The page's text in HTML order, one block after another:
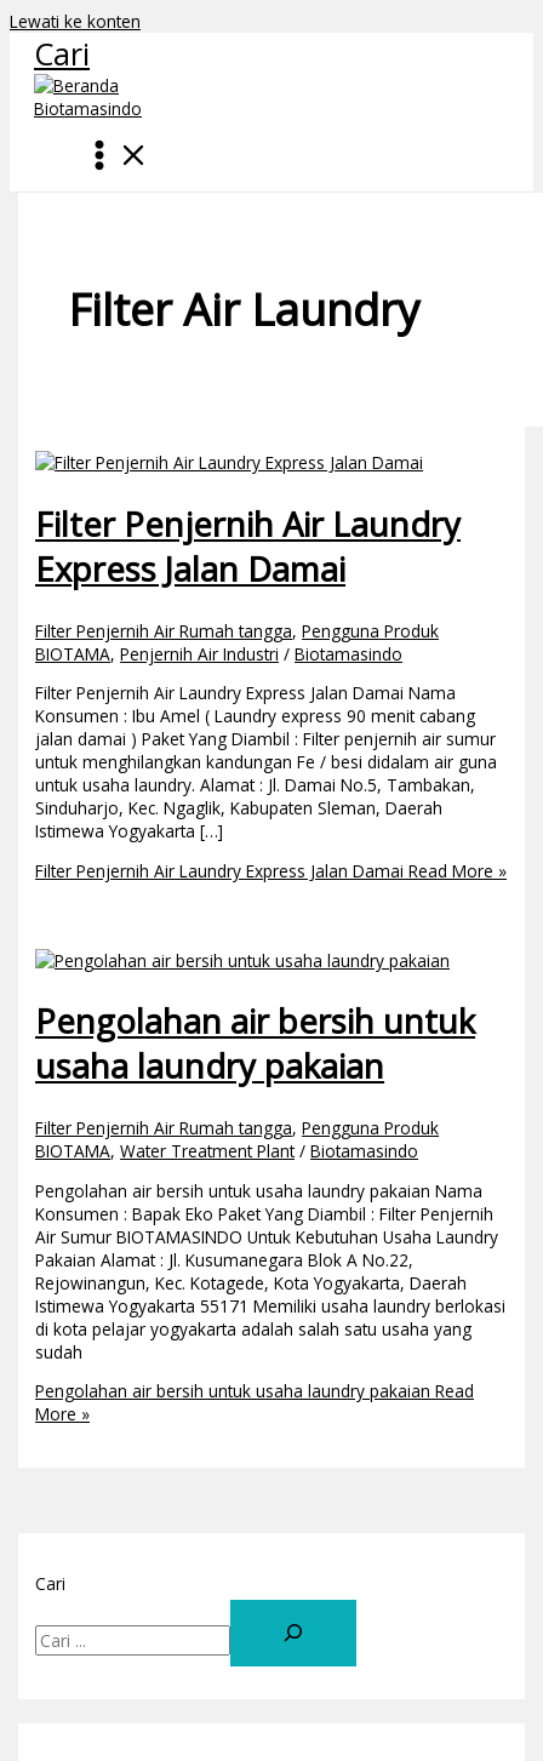
Lewati ke konten
Cari
Filter Air Laundry
Filter Penjernih Air Laundry
Express Jalan Damai
Filter Penjernih Air Rumah tangga,Pengguna Produk
BIOTAMA,Penjernih Air Industri /Biotamasindo
Filter Penjernih Air Laundry Express Jalan Damai Nama
Konsumen : Ibu Amel ( Laundry express 90 menit cabang
jalan damai ) Paket Yang Diambil : Filter penjernih air sumur
untuk menghilangkan kandungan Fe / besi didalam air guna
untuk usaha laundry. Alamat : Jl. Damai No.5, Tambakan,
Sinduharjo, Kec. Ngaglik, Kabupaten Sleman, Daerah
Istimewa Yogyakarta […]
Filter Penjernih Air Laundry Express Jalan Damai Read More »
Pengolahan air bersih untuk
usaha laundry pakaian
Filter Penjernih Air Rumah tangga,Pengguna Produk
BIOTAMA,Water Treatment Plant/Biotamasindo
Pengolahan air bersih untuk usaha laundry pakaian Nama
Konsumen : Bapak Eko Paket Yang Diambil : Filter Penjernih
Air Sumur BIOTAMASINDO Untuk Kebutuhan Usaha Laundry
Pakaian Alamat : Jl. Kusumanegara Blok A No.22,
Rejowinangun, Kec. Kotagede, Kota Yogyakarta, Daerah
Istimewa Yogyakarta 55171 Memiliki usaha laundry berlokasi
di kota pelajar yogyakarta adalah salah satu usaha yang
sudah
Pengolahan air bersih untuk usaha laundry pakaian Read
More »
Cari